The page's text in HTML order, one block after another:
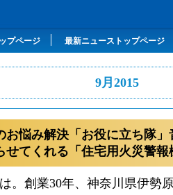
プページ 最新ニューストップページ
9月2015
お悩み解決「お役に立ち隊
せてくれる「住宅用火災警報
。創業30年、神奈川県伊勢